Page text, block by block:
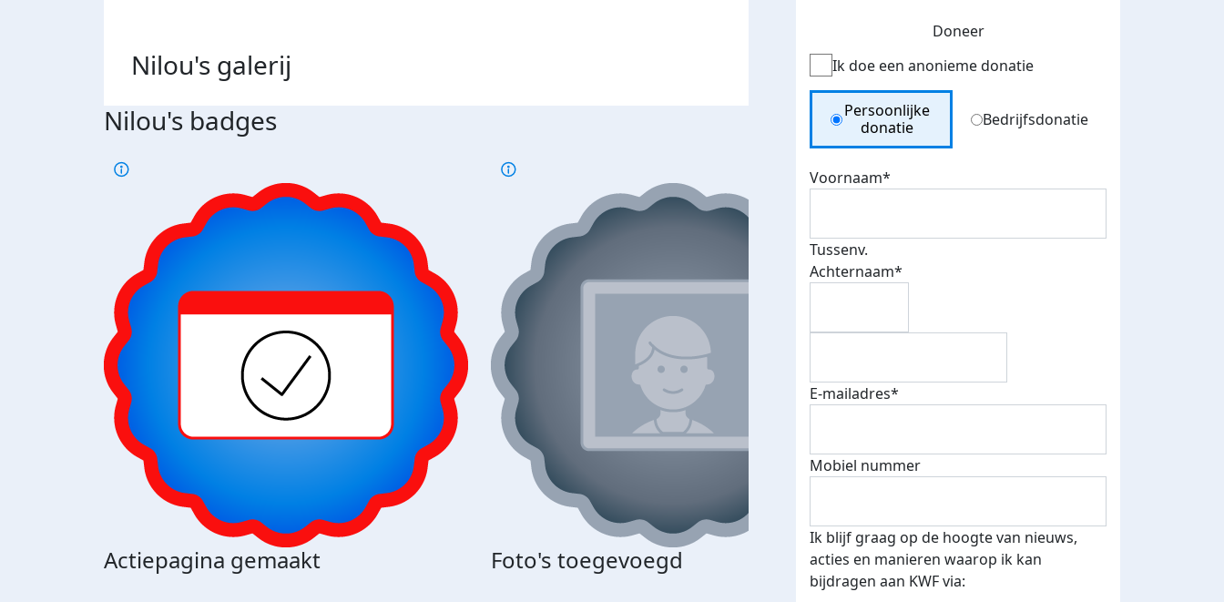
Nilou's galerij
Nilou's badges
Actiepagina gemaakt Foto's toegevoegd E-mails verstuurd
€500 euro opgehaald: t-shirt
verdiend
Doneer
Ik doe een anonieme donatie
Donation Type
Persoonlijke
donatie
Bedrijfsdonatie
Voornaam*
Tussenv.
Achternaam*
E-mailadres*
Mobiel nummer
Ik blijf graag op de hoogte van nieuws,
acties en manieren waarop ik kan
bijdragen aan KWF via: